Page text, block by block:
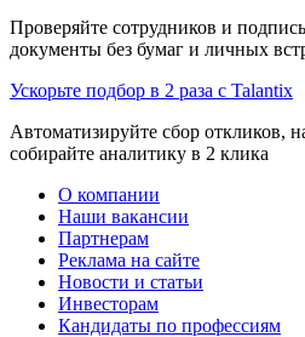
Проверяйте сотрудников и
документы без бумаг и личных
Ускорьте подбор в 2 раза с Talantix
Автоматизируйте сбор откликов,
собирайте аналитику в 2 клика
О компании
Наши вакансии
Партнерам
Реклама на сайте
Новости и статьи
Инвесторам
Кандидаты по профессиям